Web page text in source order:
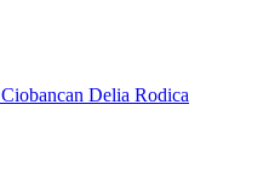
Delia Rodica